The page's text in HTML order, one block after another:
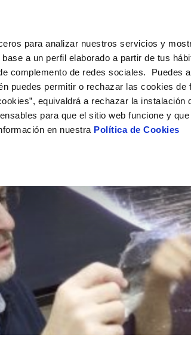
para analizar nuestros servicios y
a un perfil elaborado a partir de tus
complemento de redes sociales. Puedes
puedes permitir o rechazar las cookies
equivaldrá a rechazar la instalación
para que el sitio web funcione y
en nuestra Política de Cookies